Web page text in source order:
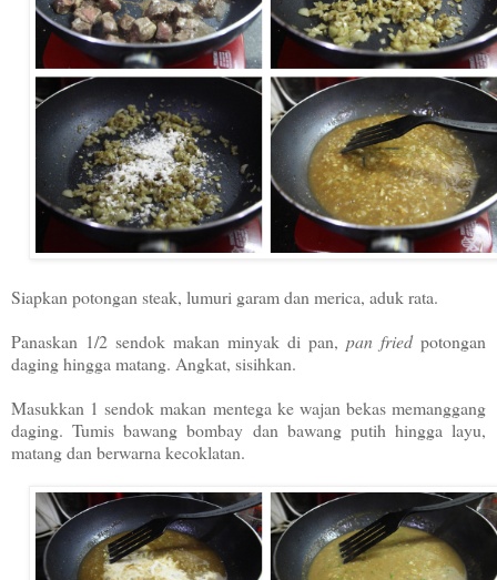
Siapkan potongan steak, lumuri garam dan merica, aduk rata.
Panaskan 1/2 sendok makan minyak di pan, pan friedpotongan
daging hingga matang. Angkat, sisihkan.
Masukkan 1 sendok makan mentega ke wajan bekas memanggang
daging. Tumis bawang bombay dan bawang putih hingga layu,
matang dan berwarna kecoklatan.